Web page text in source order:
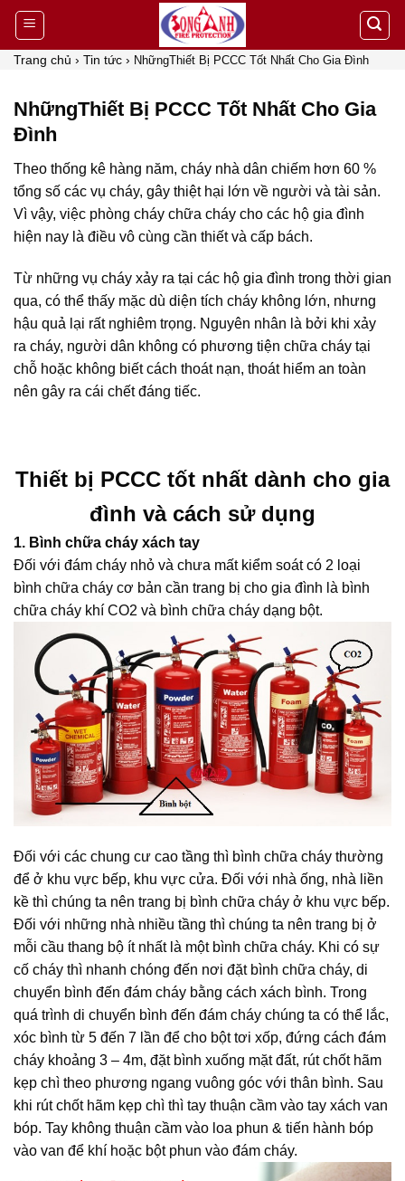
Skip
content
Trang chủ › Tin tức › NhữngThiết Bị PCCC Tốt Nhất Cho Gia Đình
NhữngThiết Bị PCCC Tốt Nhất Cho Gia
Đình
Theo thống kê hàng năm, cháy nhà dân chiếm hơn 60 %
tổng số các vụ cháy, gây thiệt hại lớn về người và tài sản.
Vì vậy, việc phòng cháy chữa cháy cho các hộ gia đình
hiện nay là điều vô cùng cần thiết và cấp bách.
Từ những vụ cháy xảy ra tại các hộ gia đình trong thời gian
qua, có thể thấy mặc dù diện tích cháy không lớn, nhưng
hậu quả lại rất nghiêm trọng. Nguyên nhân là bởi khi xảy
ra cháy, người dân không có phương tiện chữa cháy tại
chỗ hoặc không biết cách thoát nạn, thoát hiểm an toàn
nên gây ra cái chết đáng tiếc.
Thiết bị PCCC tốt nhất dành cho gia
đình và cách sử dụng
1. Bình chữa cháy xách tay
Đối với đám cháy nhỏ và chưa mất kiểm soát có 2 loại
bình chữa cháy cơ bản cần trang bị cho gia đình là bình
chữa cháy khí CO2 và bình chữa cháy dạng bột.
Đối với các chung cư cao tầng thì bình chữa cháy thường
để ở khu vực bếp, khu vực cửa. Đối với nhà ống, nhà liền
kề thì chúng ta nên trang bị bình chữa cháy ở khu vực bếp.
Đối với những nhà nhiều tầng thì chúng ta nên trang bị ở
mỗi cầu thang bộ ít nhất là một bình chữa cháy. Khi có sự
cố cháy thì nhanh chóng đến nơi đặt bình chữa cháy, di
chuyển bình đến đám cháy bằng cách xách bình. Trong
quá trình di chuyển bình đến đám cháy chúng ta có thể lắc,
xóc bình từ 5 đến 7 lần để cho bột tơi xốp, đứng cách đám
cháy khoảng 3 – 4m, đặt bình xuống mặt đất, rút chốt hãm
kẹp chì theo phương ngang vuông góc với thân bình. Sau
khi rút chốt hãm kẹp chì thì tay thuận cầm vào tay xách van
bóp. Tay không thuận cầm vào loa phun & tiến hành bóp
vào van để khí hoặc bột phun vào đám cháy.